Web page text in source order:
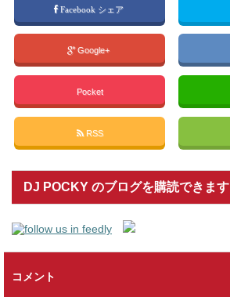
Facebook シェア
Google+
Pocket
RSS
DJ POCKY のブログを購読できます
コメント